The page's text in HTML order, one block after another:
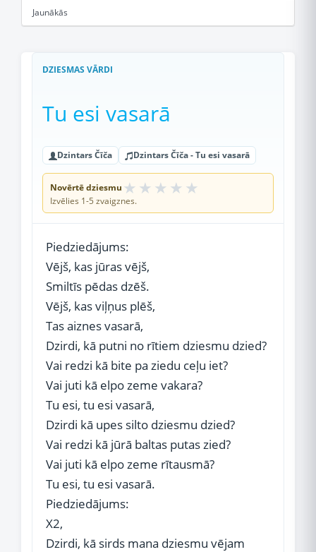
Jaunākās
DZIESMAS VĀRDI
Tu esi vasarā
Dzintars Čīča Dzintars Čīča - Tu esi vasarā
Novērtē dziesmu ★ ★ ★ ★ ★
Izvēlies 1-5 zvaigznes.
Piedziedājums:
Vējš, kas jūras vējš,
Smiltīs pēdas dzēš.
Vējš, kas viļņus plēš,
Tas aiznes vasarā,
Dzirdi, kā putni no rītiem dziesmu dzied?
Vai redzi kā bite pa ziedu ceļu iet?
Vai juti kā elpo zeme vakara?
Tu esi, tu esi vasarā,
Dzirdi kā upes silto dziesmu dzied?
Vai redzi kā jūrā baltas putas zied?
Vai juti kā elpo zeme rītausmā?
Tu esi, tu esi vasarā.
Piedziedājums:
X2,
Dzirdi, kā sirds mana dziesmu vējam